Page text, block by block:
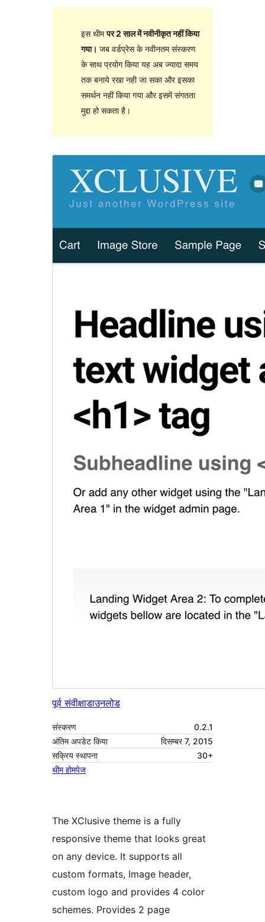
इस थीमपर 2 साल में नवीनीकृत नहीं किया
गया। जब वर्डप्रेस के नवीनतम संस्करण
के साथ प्रयोग किया यह अब ज्यादा समय
तक बनाये रखा नही जा सका और इसका
समर्थन नहीं किया गया और इसमें संगतता
मुद्दा हो सकता है।
पूर्व संवीक्षाडाउनलोड
संस्करण
0.2.1
अंतिम अपडेट किया
दिसम्बर 7, 2015
सक्रिय स्थापना
30+
थीम होमपेज
The XClusive theme is a fully
responsive theme that looks great
on any device. It supports all
custom formats, Image header,
custom logo and provides 4 color
schemes. Provides 2 page